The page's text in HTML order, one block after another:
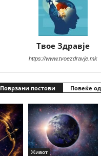
Твое Здравје
https://www.tvoezdravje.mk
Поврзани постови Повеќе
Живот